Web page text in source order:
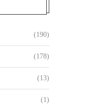
(190)
(178)
(13)
(1)